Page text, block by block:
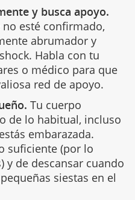
y busca apoyo.
no esté confirmado,
abrumador y
Habla con tu
o médico para que
red de apoyo.
Tu cuerpo
de lo habitual, incluso
embarazada.
suficiente (por lo
y de descansar cuando
siestas en el